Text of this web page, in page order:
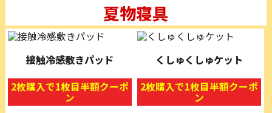
夏物寝具
接触冷感敷きパッド
2枚購入で1枚目半額クーポ
ン
くしゅくしゅケット
2枚購入で1枚目半額クーポ
ン